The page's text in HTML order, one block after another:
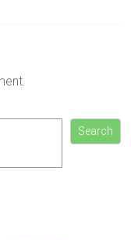
Search